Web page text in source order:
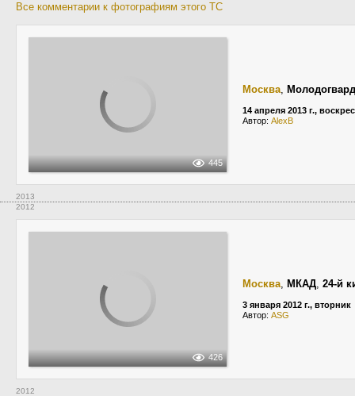
Все комментарии к фотографиям этого ТС
445
Москва,
14 апреля 2013 г.,
Автор: AlexB
2013
2012
426
Москва, МКАД, 24-й
3 января 2012 г., вторник
Автор: ASG
2012